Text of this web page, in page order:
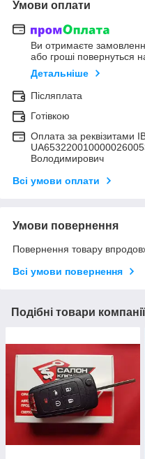
Умови оплати
Ви отримаєте
або гроші повернуться
Детальніше
Післяплата
Готівкою
Оплата за реквізитами
Володимирович
Всі умови оплати
Умови повернення
Повернення товару
Всі умови повернення
Подібні товари компанії